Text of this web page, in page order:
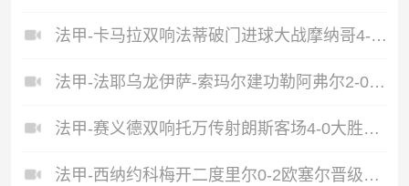
法甲-卡马拉双响法蒂破门进球大战摩纳哥4-5斯特拉斯堡
法甲-法耶乌龙伊萨-索玛尔建功勒阿弗尔2-0洛里昂
法甲-赛义德双响托万传射朗斯客场4-0大胜里昂
法甲-西纳约科梅开二度里尔0-2欧塞尔晋级欧冠正赛